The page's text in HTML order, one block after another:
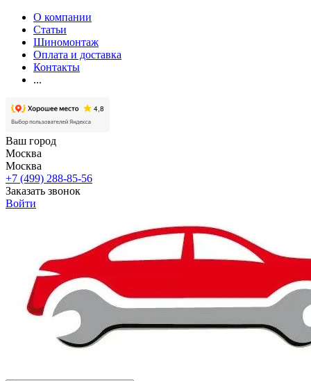
О компании
Статьи
Шиномонтаж
Оплата и доставка
Контакты
...
Ваш город
Москва
Москва
+7 (499) 288-85-56
Заказать звонок
Войти